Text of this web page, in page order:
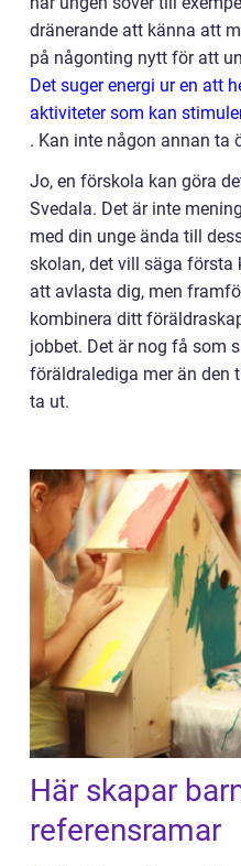
dränerande att känna att
på någonting nytt för att
Det suger energi ur en att
aktiviteter som kan
. Kan inte någon annan ta
Jo, en förskola kan göra
Svedala. Det är inte
med din unge ända till
skolan, det vill säga
att avlasta dig, men
kombinera ditt
jobbet. Det är nog få som
föräldralediga mer än den
ta ut.
Här skapar
referensramar